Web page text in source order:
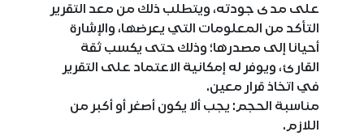
على مدى جودته، ويتطلب ذلك من معد التقرير
التأكد من المعلومات التي يعرضها، والإشارة
أحيانا إلى مصدرها؛ وذلك حتى يكسب ثقة
القارئ، ويوفر له إمكانية الاعتماد على التقرير
في اتخاذ قرار معين.
مناسبة الحجم: يجب ألا يكون أصغر أو أكبر من
اللازم.